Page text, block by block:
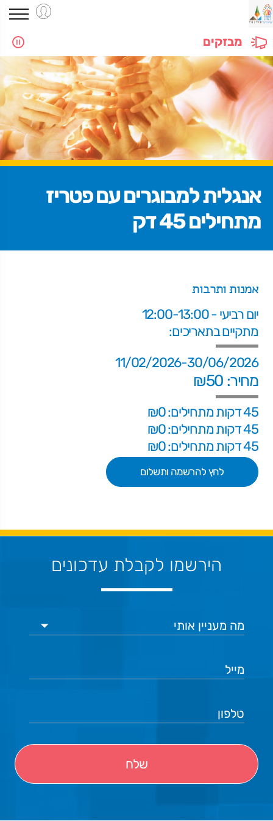
מבזקים
אנגלית למבוגרים עם פטריז
מתחילים 45 דק
אמנות ותרבות
יום רביעי - 12:00-13:00
מתקיים בתאריכים:
11/02/2026-30/06/2026
מחיר: ₪50
45 דקות מתחילים: ₪0
45 דקות מתחילים: ₪0
45 דקות מתחילים: ₪0
לחץ להרשמה ותשלום
הירשמו לקבלת עדכונים